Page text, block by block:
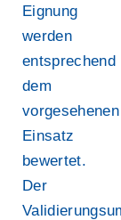
Eignung
werden
entsprechend
dem
vorgesehenen
Einsatz
bewertet.
Der